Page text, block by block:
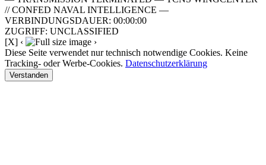
// CONFED NAVAL INTELLIGENCE —
VERBINDUNGSDAUER: 00:00:00
ZUGRIFF: UNCLASSIFIED
[X] ‹
›
Diese Seite verwendet nur technisch notwendige Cookies. Keine
Tracking- oder Werbe-Cookies. Datenschutzerklärung
Verstanden